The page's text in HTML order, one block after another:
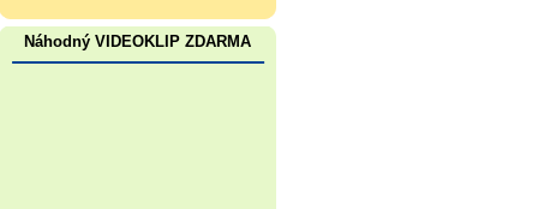
Náhodný VIDEOKLIP ZDARMA